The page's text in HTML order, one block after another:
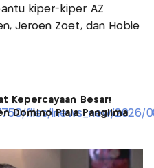
kiper-kiper AZ
Jeroen Zoet, dan Hobie
Kepercayaan Besar!
Domino Piala Panglima